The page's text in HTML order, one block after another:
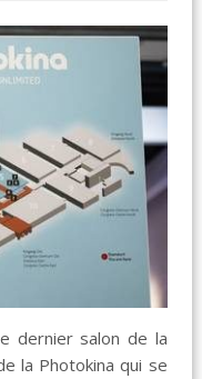
dernier salon de la
la Photokina qui se